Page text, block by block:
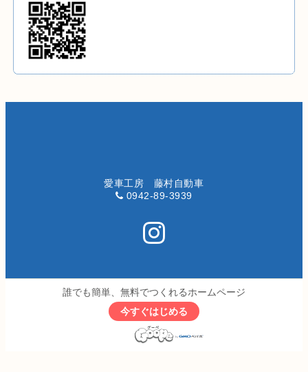
愛車工房 藤村自動車
0942-89-3939
誰でも簡単、無料でつくれるホームページ
今すぐはじめる